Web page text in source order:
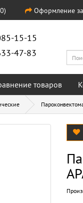
Оформление
15-15
47-83
товаров